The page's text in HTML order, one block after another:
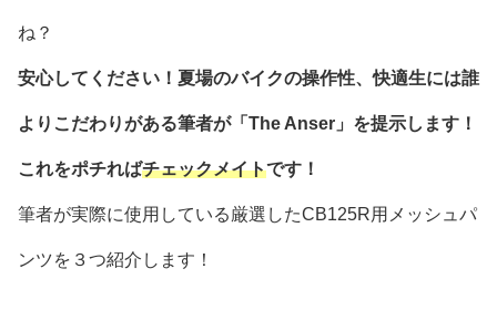
ね？
安心してください！夏場のバイクの操作性、快適生には誰
よりこだわりがある筆者が「The Anser」を提示します！
これをポチればチェックメイトです！
筆者が実際に使用している厳選したCB125R用メッシュパ
ンツを３つ紹介します！